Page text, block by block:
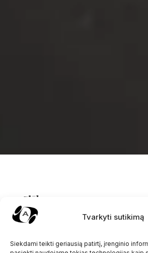
Tvarkyti sutikimą
Siekdami teikti geriausią patirtį, įrenginio
Siūlome:
✓ Paminklų ir kitų kapavietės